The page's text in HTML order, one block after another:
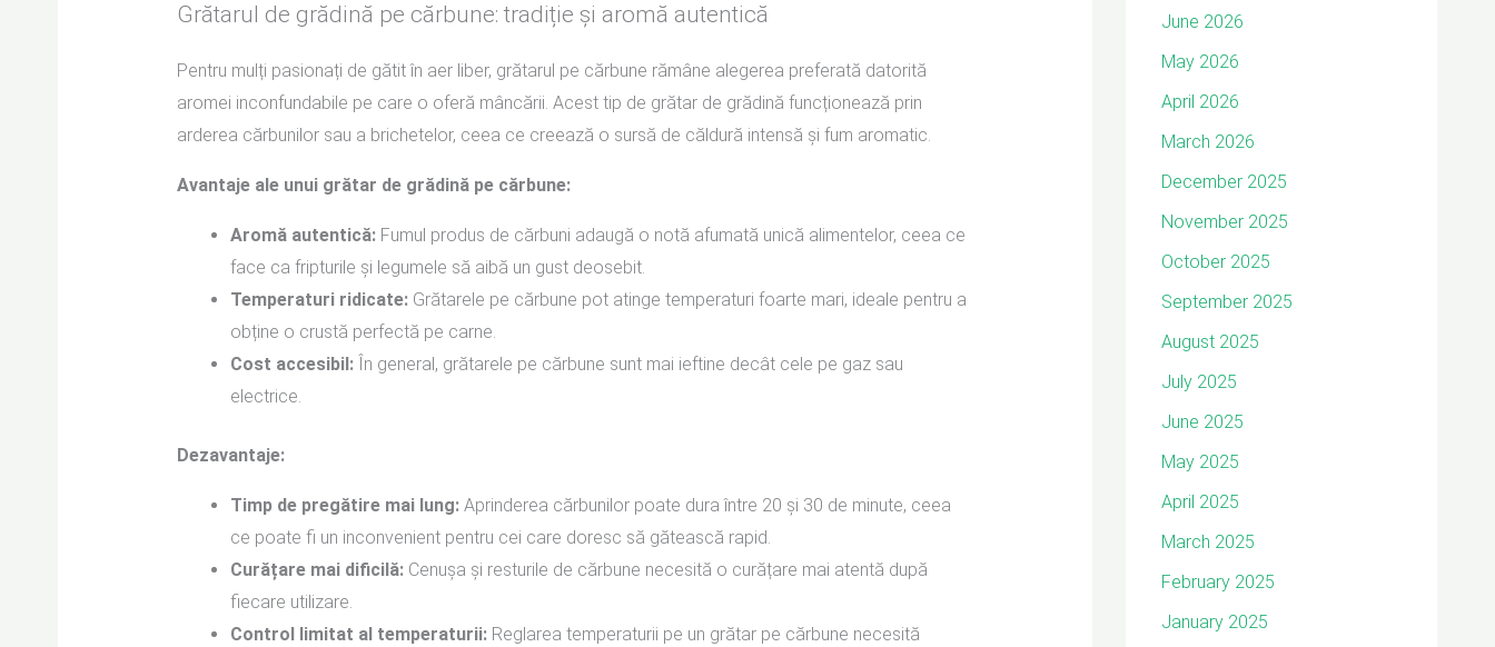
Grătarul de grădină pe cărbune: tradiție și aromă autentică
Pentru mulți pasionați de gătit în aer liber, grătarul pe cărbune rămâne alegerea preferată datorită
aromei inconfundabile pe care o oferă mâncării. Acest tip de grătar de grădină funcționează prin
arderea cărbunilor sau a brichetelor, ceea ce creează o sursă de căldură intensă și fum aromatic.
Avantaje ale unui grătar de grădină pe cărbune:
Aromă autentică:Fumul produs de cărbuni adaugă o notă afumată unică alimentelor, ceea ce
face ca fripturile și legumele să aibă un gust deosebit.
Temperaturi ridicate:Grătarele pe cărbune pot atinge temperaturi foarte mari, ideale pentru a
obține o crustă perfectă pe carne.
Cost accesibil:În general, grătarele pe cărbune sunt mai ieftine decât cele pe gaz sau
electrice.
Dezavantaje:
Timp de pregătire mai lung:Aprinderea cărbunilor poate dura între 20 și 30 de minute, ceea
ce poate fi un inconvenient pentru cei care doresc să gătească rapid.
Curățare mai dificilă:Cenușa și resturile de cărbune necesită o curățare mai atentă după
fiecare utilizare.
Control limitat al temperaturii:Reglarea temperaturii pe un grătar pe cărbune necesită
June 2026
May 2026
April 2026
March 2026
December 2025
November 2025
October 2025
September 2025
August 2025
July 2025
June 2025
May 2025
April 2025
March 2025
February 2025
January 2025